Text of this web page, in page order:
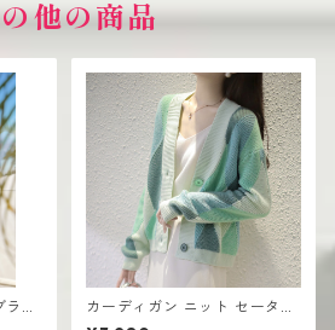
他の商品
ウ
ー
カーディガン ニット セーター
レディース おしゃれ 可愛い シ